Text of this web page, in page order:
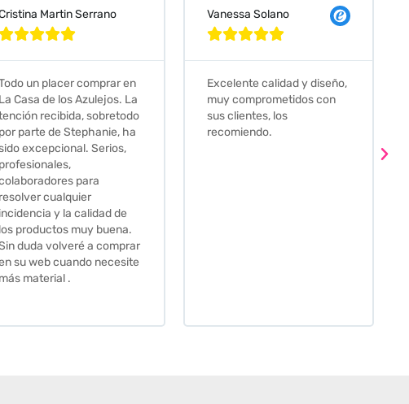
Solano

calidad y diseño,
muy comprometidos con
clientes, los
recomiendo.
Judit Bonet Pardell

Que decir, si teneis que
comprar alguna baldosa
este és el sitio indicado! Yo
pedi una muestra y me